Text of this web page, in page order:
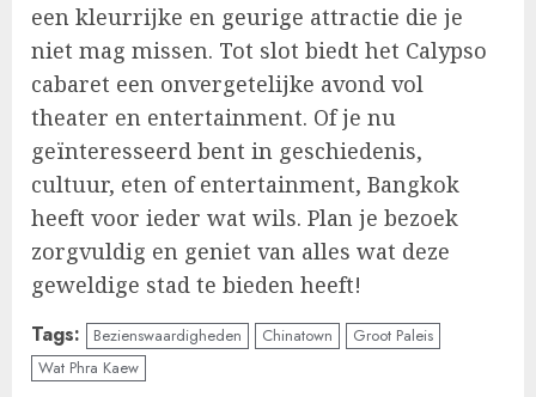
een kleurrijke en geurige attractie die je
niet mag missen. Tot slot biedt het Calypso
cabaret een onvergetelijke avond vol
theater en entertainment. Of je nu
geïnteresseerd bent in geschiedenis,
cultuur, eten of entertainment, Bangkok
heeft voor ieder wat wils. Plan je bezoek
zorgvuldig en geniet van alles wat deze
geweldige stad te bieden heeft!
Tags: Bezienswaardigheden Chinatown
Groot Paleis
Wat Phra Kaew